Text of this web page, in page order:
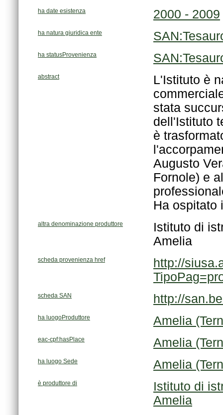
ha date esistenza 2000 - 2009
ha natura giuridica ente
ha statusProvenienza
abstract
Ha ospitato
altra denominazione produttore
Amelia
scheda provenienza href
scheda SAN http://
ha luogoProduttore Amelia
eac-cpf:hasPlace Amelia
ha luogo Sede Amelia
è produttore di
Amelia